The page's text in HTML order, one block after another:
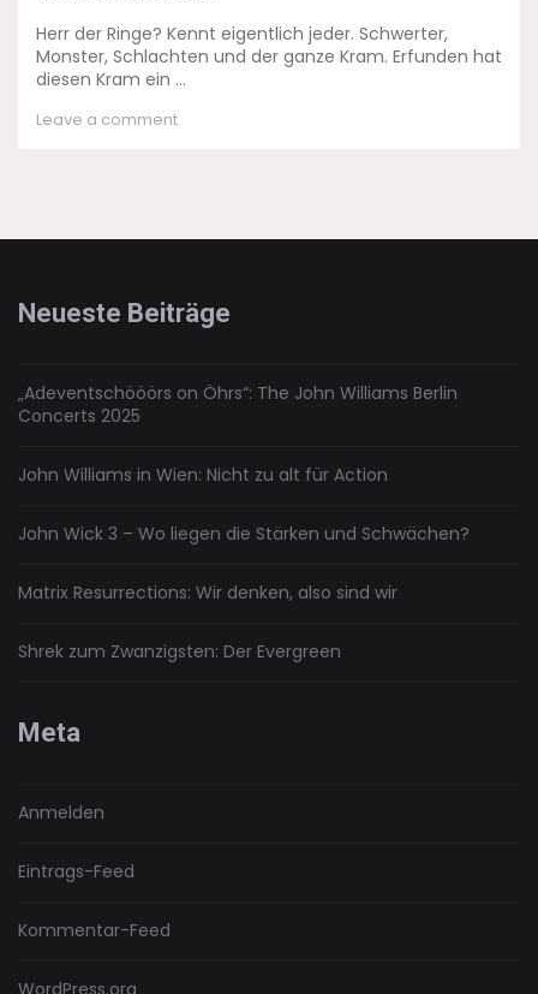
Herr der Ringe? Kennt eigentlich jeder. Schwerter,
Monster, Schlachten und der ganze Kram. Erfunden hat
diesen Kram ein ...
Leave a commenton
Neueste Beiträge
„Adeventschööörs on Öhrs“: The John Williams Berlin
Concerts 2025
John Williams in Wien: Nicht zu alt für Action
John Wick 3 – Wo liegen die Stärken und Schwächen?
Matrix Resurrections: Wir denken, also sind wir
Shrek zum Zwanzigsten: Der Evergreen
Meta
Anmelden
Eintrags-Feed
Kommentar-Feed
WordPress.org